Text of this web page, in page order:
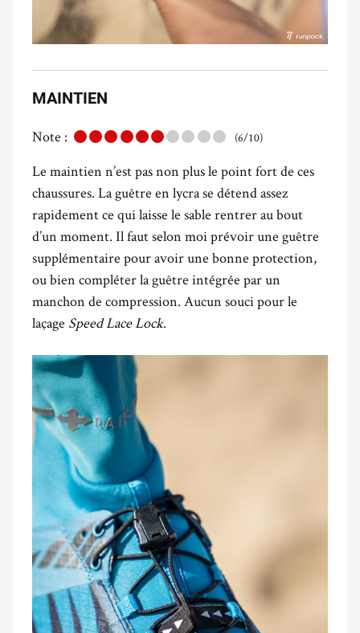
MAINTIEN
Note : (6/10)
Le maintien n’est pas non plus le point fort de ces
chaussures. La guêtre en lycra se détend assez
rapidement ce qui laisse le sable rentrer au bout
d’un moment. Il faut selon moi prévoir une guêtre
supplémentaire pour avoir une bonne protection,
ou bien compléter la guêtre intégrée par un
manchon de compression. Aucun souci pour le
laçage Speed Lace Lock.